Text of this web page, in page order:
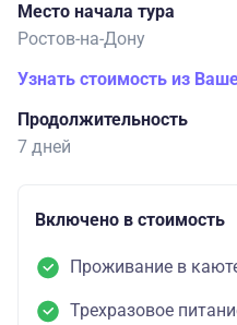
Место начала тура
Ростов-на-Дону
Узнать стоимость из
Продолжительность
7 дней
Включено в стоимость
Проживание в
Трехразовое